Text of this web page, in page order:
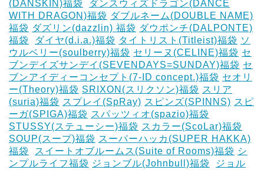
(DANSKIN)福袋
ダンスウィズドラゴン(DANCE
WITH DRAGON)福袋 ダブルネーム(DOUBLE NAME)
福袋 ダズリン(dazzlin) 福袋 ダウポンチ(DALPONTE)
福袋
ダイヤ(d.i.a.)福袋 タイトリスト(Titleist)福袋 ソ
ウルベリー(soulberry)福袋 セリーヌ(CELINE)福袋 セ
ブンデイズサンデイ(SEVENDAYS=SUNDAY)福袋 セ
ブンアイディーコンセプト(7-ID concept.)福袋 セオリ
ー(Theory)福袋 SRIXON(スリクソン)福袋 スリア
(suria)福袋 スプレイ(SpRay) スピンズ(SPINNS) スピ
ーガ(SPIGA)福袋 スパッツィオ(spazio)福袋
STUSSY(ステューシー)福袋 スカラー(ScoLar)福袋
SOUP(スープ)福袋 スーパーハッカ(SUPER HAKKA)
福袋
スイートオブルームス(Suite of Rooms)福袋 シ
ンプルライフ福袋 ジョンブル(Johnbull)福袋
ジョル